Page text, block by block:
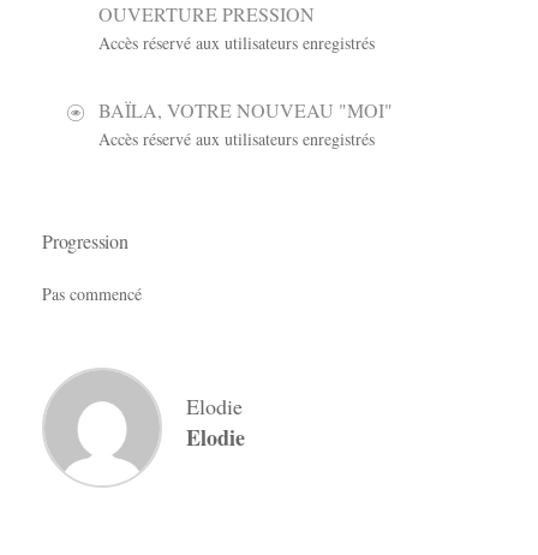
OUVERTURE PRESSION
Accès réservé aux utilisateurs enregistrés
BAÏLA, VOTRE NOUVEAU "MOI"
Accès réservé aux utilisateurs enregistrés
Progression
Pas commencé
Elodie
Elodie